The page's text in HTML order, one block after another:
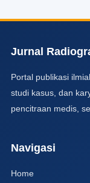
Jurnal
Portal publikasi
studi kasus, dan
pencitraan medis,
Navigasi
Home